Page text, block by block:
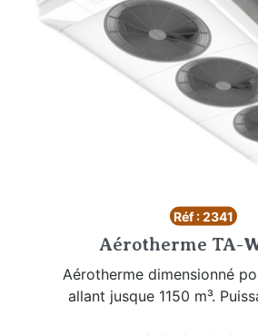
Réf : 2341
Aérotherme TA-
Aérotherme dimensionné
allant jusque 1150 m³.